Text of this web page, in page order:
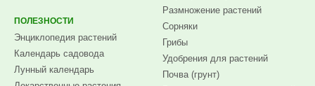
ПОЛЕЗНОСТИ
Энциклопедия растений
Календарь садовода
Лунный календарь
Размножение растений
Сорняки
Грибы
Удобрения для растений
Почва (грунт)